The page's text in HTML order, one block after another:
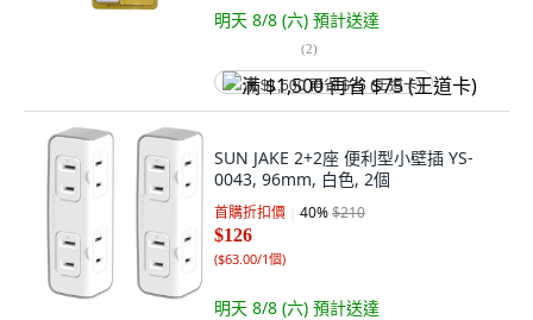
明天 8/8 (六) 預計送達
(2)
满 $1,500 再省 $75 (王道卡)
SUN JAKE 2+2座 便利型小壁插 YS-
0043, 96mm, 白色, 2個
首購折扣價 40%$210
$126
($63.00/1個)
明天 8/8 (六) 預計送達